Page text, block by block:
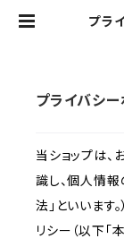
プラ
プライバシー
当ショップは
識し、個人情
法」といいます
リシー（以下「